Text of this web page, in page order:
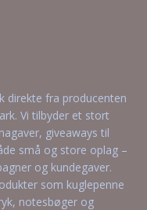
direkte fra producenten
Vi tilbyder et stort
giveaways til
små og store oplag –
og kundegaver.
som kuglepenne
notesbøger og